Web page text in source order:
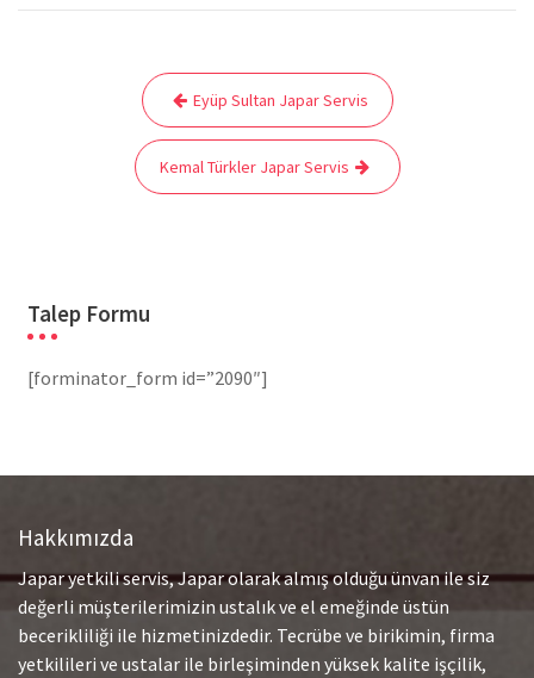
gezinmesi
Eyüp Sultan Japar Servis
Kemal Türkler Japar Servis
Talep Formu
[forminator_form id=”2090″]
Hakkımızda
Japar yetkili servis, Japar olarak almış olduğu ünvan ile siz
değerli müşterilerimizin ustalık ve el emeğinde üstün
becerikliliği ile hizmetinizdedir. Tecrübe ve birikimin, firma
yetkilileri ve ustalar ile birleşiminden yüksek kalite işçilik,